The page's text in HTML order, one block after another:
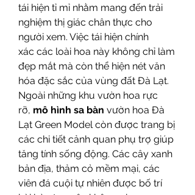
tái hiện tỉ mỉ nhằm mang đến trải
nghiệm thị giác chân thực cho
người xem. Việc tái hiện chính
xác các loài hoa này không chỉ làm
đẹp mắt mà còn thể hiện nét văn
hóa đặc sắc của vùng đất Đà Lạt.
Ngoài những khu vườn hoa rực
rỡ, mô hình sa bàn vườn hoa Đà
Lạt Green Model còn được trang bị
các chi tiết cảnh quan phụ trợ giúp
tăng tính sống động. Các cây xanh
bản địa, thảm cỏ mềm mại, các
viên đá cuội tự nhiên được bố trí